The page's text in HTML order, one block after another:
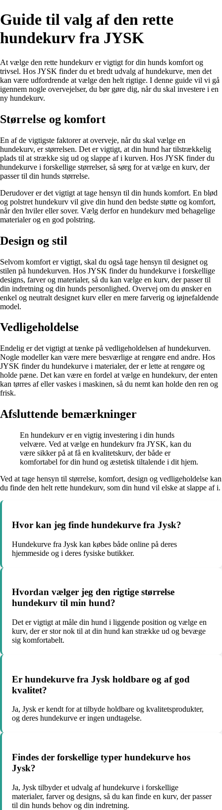
Guide til valg af den rette
hundekurv fra JYSK
At vælge den rette hundekurv er vigtigt for din hunds komfort og
trivsel. Hos JYSK finder du et bredt udvalg af hundekurve, men det
kan være udfordrende at vælge den helt rigtige. I denne guide vil vi gå
igennem nogle overvejelser, du bør gøre dig, når du skal investere i en
ny hundekurv.
Størrelse og komfort
En af de vigtigste faktorer at overveje, når du skal vælge en
hundekurv, er størrelsen. Det er vigtigt, at din hund har tilstrækkelig
plads til at strække sig ud og slappe af i kurven. Hos JYSK finder du
hundekurve i forskellige størrelser, så sørg for at vælge en kurv, der
passer til din hunds størrelse.
Derudover er det vigtigt at tage hensyn til din hunds komfort. En blød
og polstret hundekurv vil give din hund den bedste støtte og komfort,
når den hviler eller sover. Vælg derfor en hundekurv med behagelige
materialer og en god polstring.
Design og stil
Selvom komfort er vigtigt, skal du også tage hensyn til designet og
stilen på hundekurven. Hos JYSK finder du hundekurve i forskellige
designs, farver og materialer, så du kan vælge en kurv, der passer til
din indretning og din hunds personlighed. Overvej om du ønsker en
enkel og neutralt designet kurv eller en mere farverig og iøjnefaldende
model.
Vedligeholdelse
Endelig er det vigtigt at tænke på vedligeholdelsen af hundekurven.
Nogle modeller kan være mere besværlige at rengøre end andre. Hos
JYSK finder du hundekurve i materialer, der er lette at rengøre og
holde pæne. Det kan være en fordel at vælge en hundekurv, der enten
kan tørres af eller vaskes i maskinen, så du nemt kan holde den ren og
frisk.
Afsluttende bemærkninger
En hundekurv er en vigtig investering i din hunds
velvære. Ved at vælge en hundekurv fra JYSK, kan du
være sikker på at få en kvalitetskurv, der både er
komfortabel for din hund og æstetisk tiltalende i dit hjem.
Ved at tage hensyn til størrelse, komfort, design og vedligeholdelse kan
du finde den helt rette hundekurv, som din hund vil elske at slappe af i.
Hvor kan jeg finde hundekurve fra Jysk?
Hundekurve fra Jysk kan købes både online på deres
hjemmeside og i deres fysiske butikker.
Hvordan vælger jeg den rigtige størrelse
hundekurv til min hund?
Det er vigtigt at måle din hund i liggende position og vælge en
kurv, der er stor nok til at din hund kan strække ud og bevæge
sig komfortabelt.
Er hundekurve fra Jysk holdbare og af god
kvalitet?
Ja, Jysk er kendt for at tilbyde holdbare og kvalitetsprodukter,
og deres hundekurve er ingen undtagelse.
Findes der forskellige typer hundekurve hos
Jysk?
Ja, Jysk tilbyder et udvalg af hundekurve i forskellige
materialer, farver og designs, så du kan finde en kurv, der passer
til din hunds behov og din indretning.